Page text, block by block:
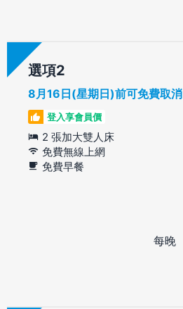
選項
8月16日(星期日)前可免費取消
登入享會員價
2 張加大雙人床
免費無線上網
免費早餐
每晚